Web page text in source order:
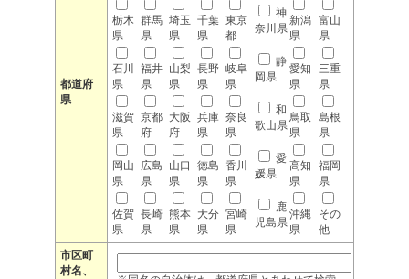
都道府
県
栃木
県
群馬
県
埼玉
県
千葉
県
東京
都
神
奈川県
新潟
県
富山
県
石川
県
福井
県
山梨
県
長野
県
岐阜
県
静
岡県
愛知
県
三重
県
滋賀
県
京都
府
大阪
府
兵庫
県
奈良
県
和
歌山県
鳥取
県
島根
県
岡山
県
広島
県
山口
県
徳島
県
香川
県
愛
媛県
高知
県
福岡
県
佐賀
県
長崎
県
熊本
県
大分
県
宮崎
県
鹿
児島県
沖縄
県
その
他
市区町
村名、